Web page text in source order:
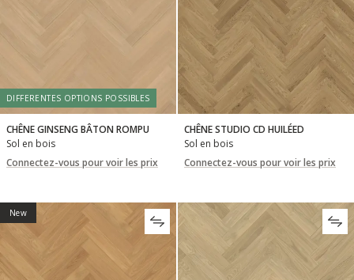
DIFFERENTES OPTIONS POSSIBLES
CHÊNE GINSENG BÂTON ROMPU
Sol en bois
Connectez-vous pour voir les prix
CHÊNE STUDIO CD HUILÉED
Sol en bois
Connectez-vous pour voir les prix
New